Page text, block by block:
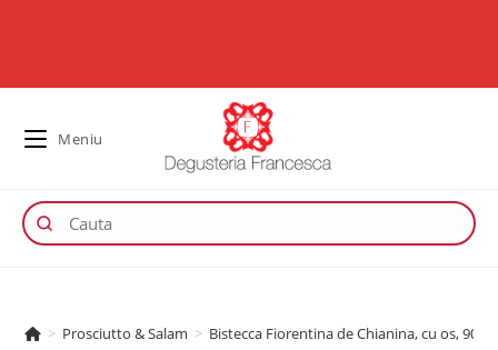
Meniu
> Prosciutto & Salam > Bistecca Fiorentina de Chianina, cu os, 900